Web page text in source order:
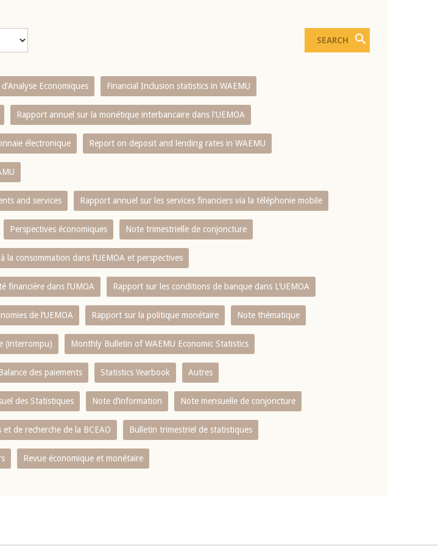
Economiques Financial Inclusion statistics in WAEMU
Rapport annuel sur la monétique interbancaire dans l'UEMOA
électronique Report on deposit and lending rates in WAEMU
and services Rapport annuel sur les services financiers via la téléphonie mobile
Perspectives économiques Note trimestrielle de conjoncture
la consommation dans l‘UEMOA et perspectives
financière dans l‘UMOA Rapport sur les conditions de banque dans L‘UEMOA
de l‘UEMOA Rapport sur la politique monétaire Note thématique
(interrompu) Monthly Bulletin of WAEMU Economic Statistics
des paiements Statistics Yearbook Autres
des Statistiques Note d’information Note mensuelle de conjoncture
et de recherche de la BCEAO Bulletin trimestriel de statistiques
Revue économique et monétaire